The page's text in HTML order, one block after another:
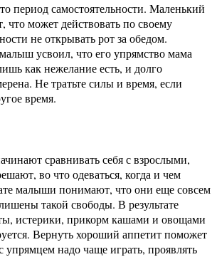
период самостоятельности. Маленький
что может действовать по своему
не открывать рот за обедом.
усвоил, что его упрямство мама
как нежелание есть, и долго
Не тратьте силы и время, если
время.
сравнивать себя с взрослыми,
во что одеваться, когда и чем
малыши понимают, что они еще совсем
такой свободы. В результате
истерики, прикорм кашами и овощами
Вернуть хороший аппетит поможет
надо чаще играть, проявлять